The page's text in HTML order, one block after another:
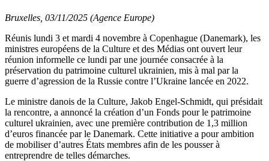
Bruxelles, 03/11/2025 (Agence Europe)
Réunis lundi 3 et mardi 4 novembre à Copenhague (Danemark), les
ministres européens de la Culture et des Médias ont ouvert leur
réunion informelle ce lundi par une journée consacrée à la
préservation du patrimoine culturel ukrainien, mis à mal par la
guerre d’agression de la Russie contre l’Ukraine lancée en 2022.
Le ministre danois de la Culture, Jakob Engel-Schmidt, qui présidait
la rencontre, a annoncé la création d’un Fonds pour le patrimoine
culturel ukrainien, avec une première contribution de 1,3 million
d’euros financée par le Danemark. Cette initiative a pour ambition
de mobiliser d’autres États membres afin de les pousser à
entreprendre de telles démarches.